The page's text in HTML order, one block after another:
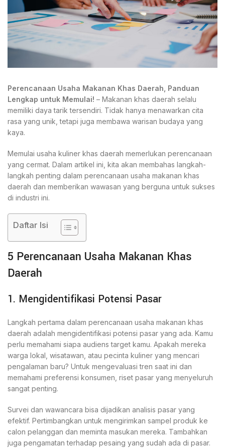
Perencanaan Usaha Makanan Khas Daerah, Panduan
Lengkap untuk Memulai! – Makanan khas daerah selalu
memiliki daya tarik tersendiri. Tidak hanya menawarkan cita
rasa yang unik, tetapi juga membawa warisan budaya yang
kaya.
Memulai usaha kuliner khas daerah memerlukan perencanaan
yang cermat. Dalam artikel ini, kita akan membahas langkah-
langkah penting dalam perencanaan usaha makanan khas
daerah dan memberikan wawasan yang berguna untuk sukses
di industri ini.
Daftar Isi
5 Perencanaan Usaha Makanan Khas
Daerah
1. Mengidentifikasi Potensi Pasar
Langkah pertama dalam perencanaan usaha makanan khas
daerah adalah mengidentifikasi potensi pasar yang ada. Kamu
perlu memahami siapa audiens target kamu. Apakah mereka
warga lokal, wisatawan, atau pecinta kuliner yang mencari
pengalaman baru? Untuk mengevaluasi tren saat ini dan
memahami preferensi konsumen, riset pasar yang menyeluruh
sangat penting.
Survei dan wawancara bisa dijadikan analisis pasar yang
efektif. Pertimbangkan untuk mengirimkan sampel produk ke
calon pelanggan dan meminta masukan mereka. Tambahkan
juga pengamatan terhadap pesaing yang sudah ada di pasar.